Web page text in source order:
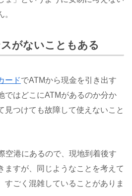
がないこともある
ードでATMから現金を引き出す
ではどこにATMがあるのか分か
見つけても故障して使えないこと
空港にあるので、現地到着後す
ますが、同じようなことを考えて
すごく混雑していることがありま